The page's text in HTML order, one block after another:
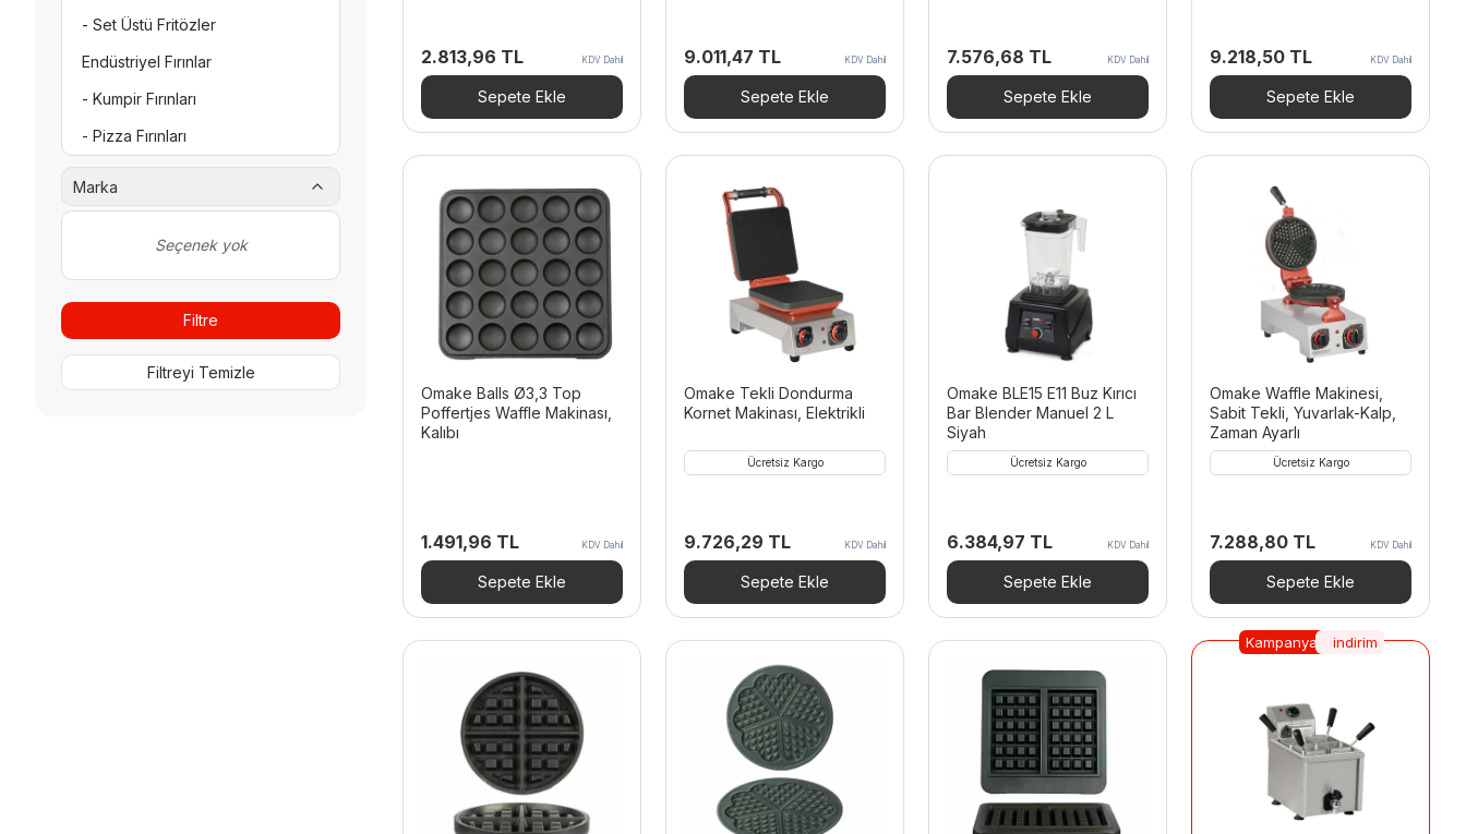
- Set Üstü Fritözler
Endüstriyel Fırınlar
- Kumpir Fırınları
- Pizza Fırınları
- Çalışma Tezgahları ve Evyeler
Endüstriyel Çay Makineleri
Grill Plate
Hamburgerci Ekipmanları
Hazırlık Makineleri
Marka
Seçenek yok
Filtre
Filtreyi Temizle
2.813,96 TL KDV Dahil
Sepete Ekle
9.011,47 TL KDV Dahil
Sepete Ekle
7.576,68 TL KDV Dahil
Sepete Ekle
9.218,50 TL KDV Dahil
Sepete Ekle
Omake Balls Ø3,3 Top
Poffertjes Waffle Makinası,
Kalıbı
1.491,96 TL KDV Dahil
Sepete Ekle
Omake Tekli Dondurma
Kornet Makinası, Elektrikli
Ücretsiz Kargo
9.726,29 TL KDV Dahil
Sepete Ekle
Omake BLE15 E11 Buz Kırıcı
Bar Blender Manuel 2 L
Siyah
Ücretsiz Kargo
6.384,97 TL KDV Dahil
Sepete Ekle
Omake Waffle Makinesi,
Sabit Tekli, Yuvarlak-Kalp,
Zaman Ayarlı
Ücretsiz Kargo
7.288,80 TL KDV Dahil
Sepete Ekle
Kampanya indirim